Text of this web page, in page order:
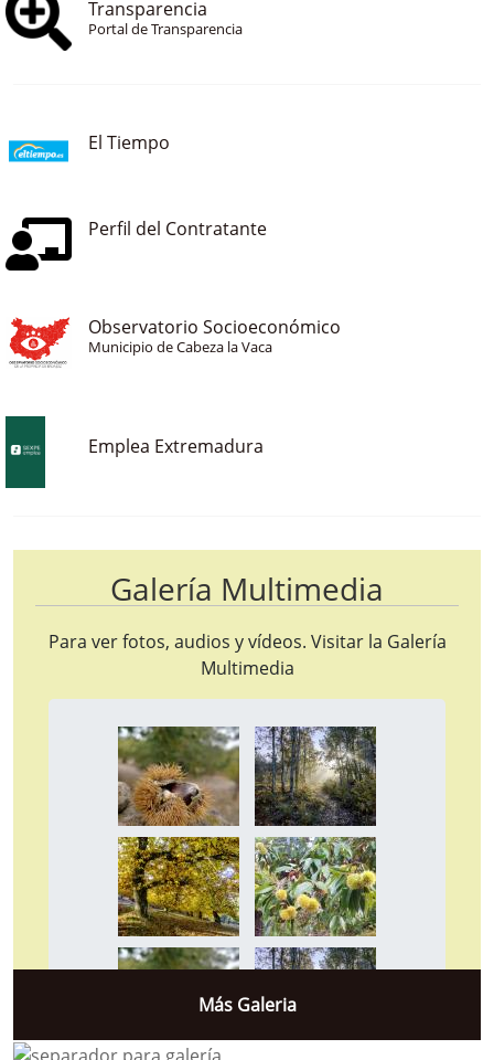
Transparencia
Portal de Transparencia
El Tiempo
Perfil del Contratante
Observatorio Socioeconómico
Municipio de Cabeza la Vaca
Emplea Extremadura
Galería Multimedia
Para ver fotos, audios y vídeos. Visitar la Galería
Multimedia
Más Galeria